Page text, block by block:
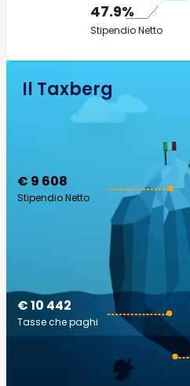
47.9%
Stipendio Netto
Il Taxberg
€ 9 608
Stipendio Netto
€ 10 442
Tasse che paghi